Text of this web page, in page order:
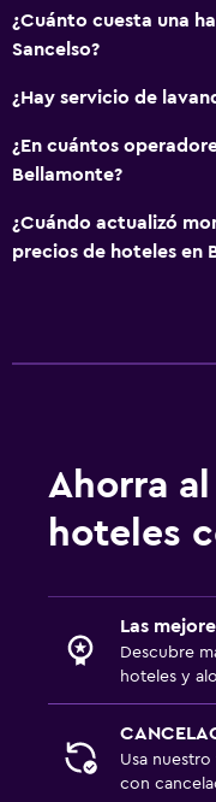
Ducha
Secador de pelo
Aseo
Papel higiénico
Baño privado
Ducha italiana
Habitaciones familiares
Posibilidad de
Vista a punto de
Bodega de esquí
Espacio de
Servicios y facilidades
Caja fuerte
Instalaciones para
¿Cuánto cuesta una
Sancelso?
¿Hay servicio de
¿En cuántos
Bellamonte?
¿Cuándo actualizó
precios de hoteles en
Ahorra
hoteles
Las
Descubre
hoteles y
Usa
con